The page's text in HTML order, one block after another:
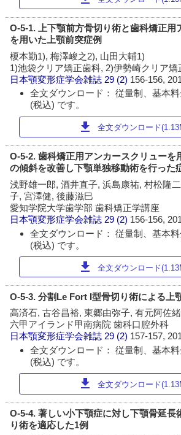
O-5-1. 上下顎前方骨切り術と歯科矯正用
を用いた上顎前突症例
榎本勤1), 梅澤峻之2), 山田大輔1)
1)池袋クリア矯正歯科, 2)伊勢崎クリア矯
日本顎変形症学会雑誌 29 (2) 156-156,
全文ダウンロード： 従量制、基本
(税込) です。
download 全文ダウンロード
O-5-2. 歯科矯正用アンカースクリューを
の傾斜を改善し下顎単独移動術を行った
浅野雄一郎, 酒井直子, 浜島康祐, 村松隆
子, 宮澤健, 後藤滋巳
愛知学院大学歯学部 歯科矯正学講座
日本顎変形症学会雑誌 29 (2) 156-156,
全文ダウンロード： 従量制、基本
(税込) です。
download 全文ダウンロード
O-5-3. 分割Le Fort I型骨切り術による上
高済石, 古谷昌裕, 東郷由弥子, 有元阿佐
六甲アイランド甲南病院 歯科口腔外科
日本顎変形症学会雑誌 29 (2) 157-157,
全文ダウンロード： 従量制、基本
(税込) です。
download 全文ダウンロード
O-5-4. 著しい小下顎症に対し下顎骨延長
り術を適応した1例